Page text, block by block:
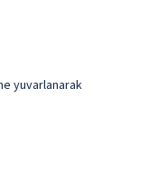
yuvarlanarak